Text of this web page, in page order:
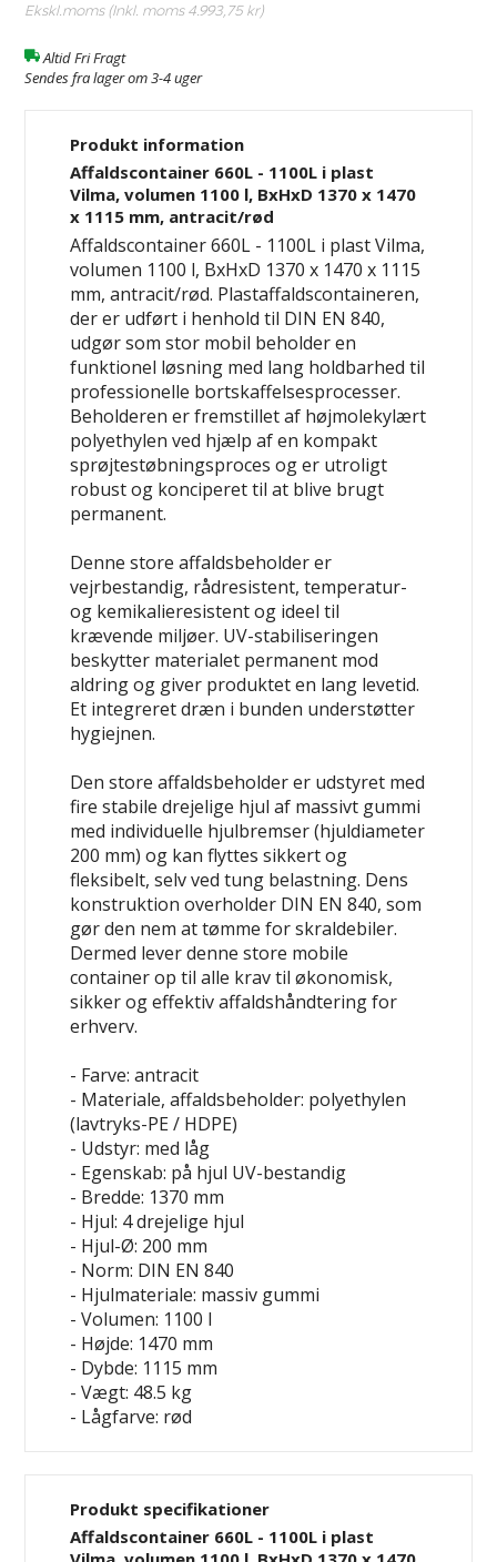
Ekskl.moms (Inkl. moms4.993,75 kr)
Altid Fri Fragt
Sendes fra lager om 3-4 uger
Produkt information
Affaldscontainer 660L - 1100L i plast
Vilma, volumen 1100 l, BxHxD 1370 x 1470
x 1115 mm, antracit/rød
Affaldscontainer 660L - 1100L i plast Vilma,
volumen 1100 l, BxHxD 1370 x 1470 x 1115
mm, antracit/rød. Plastaffaldscontaineren,
der er udført i henhold til DIN EN 840,
udgør som stor mobil beholder en
funktionel løsning med lang holdbarhed til
professionelle bortskaffelsesprocesser.
Beholderen er fremstillet af højmolekylært
polyethylen ved hjælp af en kompakt
sprøjtestøbningsproces og er utroligt
robust og konciperet til at blive brugt
permanent.
Denne store affaldsbeholder er
vejrbestandig, rådresistent, temperatur-
og kemikalieresistent og ideel til
krævende miljøer. UV-stabiliseringen
beskytter materialet permanent mod
aldring og giver produktet en lang levetid.
Et integreret dræn i bunden understøtter
hygiejnen.
Den store affaldsbeholder er udstyret med
fire stabile drejelige hjul af massivt gummi
med individuelle hjulbremser (hjuldiameter
200 mm) og kan flyttes sikkert og
fleksibelt, selv ved tung belastning. Dens
konstruktion overholder DIN EN 840, som
gør den nem at tømme for skraldebiler.
Dermed lever denne store mobile
container op til alle krav til økonomisk,
sikker og effektiv affaldshåndtering for
erhverv.
- Farve: antracit
- Materiale, affaldsbeholder: polyethylen
(lavtryks-PE / HDPE)
- Udstyr: med låg
- Egenskab: på hjul UV-bestandig
- Bredde: 1370 mm
- Hjul: 4 drejelige hjul
- Hjul-Ø: 200 mm
- Norm: DIN EN 840
- Hjulmateriale: massiv gummi
- Volumen: 1100 l
- Højde: 1470 mm
- Dybde: 1115 mm
- Vægt: 48.5 kg
- Lågfarve: rød
Produkt specifikationer
Affaldscontainer 660L - 1100L i plast